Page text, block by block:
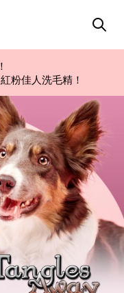
粉佳人洗毛精！